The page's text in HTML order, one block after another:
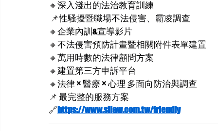
🔸深入淺出的法治教育訓練
📌性騷擾暨職場不法侵害、霸凌調查
🔸企業內訓&宣導影片
🔸不法侵害預防計畫暨相關附件表單建置
🔸萬用時數的法律顧問方案
🔸建置第三方申訴平台
🔸法律 × 醫療 × 心理 多面向防治與調查
📌 最完整的服務方案
🔗https://www.sllaw.com.tw/friendly